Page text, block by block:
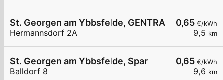
0,65 €/kWh
9,5 km
St. Georgen am Ybbsfelde, GENTRACO
Hermannsdorf 2A
0,65 €/kWh
9,6 km
St. Georgen am Ybbsfelde, Spar
Balldorf 8